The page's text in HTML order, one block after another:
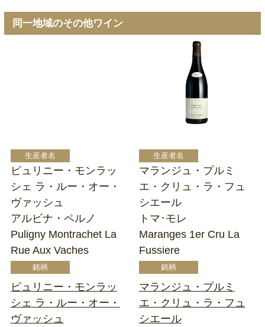
同一地域のその他ワイン
ピュリニー・モンラッ
シェ ラ・ルー・オー・
ヴァッシュ
アルビナ・ペルノ
Puligny Montrachet La
Rue Aux Vaches
ピュリニー・モンラッ
シェ ラ・ルー・オー・
ヴァッシュ
マランジュ・プルミ
エ・クリュ・ラ・フュ
シエール
トマ･モレ
Maranges 1er Cru La
Fussiere
マランジュ・プルミ
エ・クリュ・ラ・フュ
シエール